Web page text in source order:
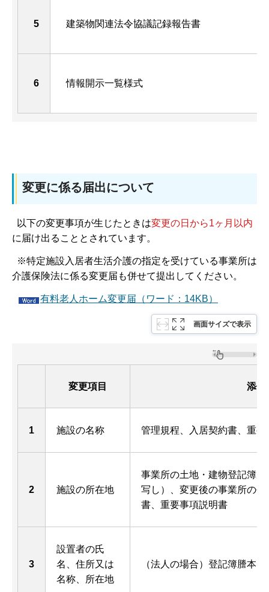
5 建築物関連法令協議記録報告書
6 情報開示一覧様式
変更に係る届出について
以下の変更事項が生じたときは変更の日から1ヶ月以内
に届け出ることとされています。
※特定施設入居者生活介護の指定を受けている事業所は
介護保険法に係る変更届も併せて提出してください。
有料老人ホーム変更届（ワード：14KB）
画面サイズで表示
変更項目 添付
1 施設の名称 管理規程、入居契約書、重要
2 施設の所在地
事業所の土地・建物登記簿
写し）、変更後の事業所の
書、重要事項説明書
3
設置者の氏
名、住所又は
名称、所在地
（法人の場合）登記簿謄本